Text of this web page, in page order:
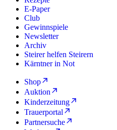
E-Paper
Club
Gewinnspiele
Newsletter
Archiv
Steirer helfen Steirern
Kärntner in Not
Shop
Auktion
Kinderzeitung
Trauerportal
Partnersuche